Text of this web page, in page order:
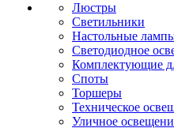
Люстры
Светильники
Настольные
Светодиодное
Комплектующие
Споты
Торшеры
Техническое
Уличное